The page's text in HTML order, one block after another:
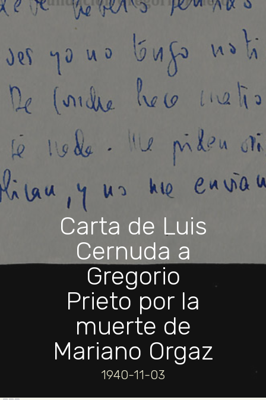
Carta de Luis
Cernuda a
Gregorio
Prieto por la
muerte de
Mariano Orgaz
1940-11-03